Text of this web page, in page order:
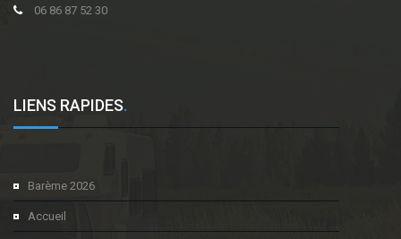
06 86 87 52 30
LIENS RAPIDES.
Barème 2026
Accueil